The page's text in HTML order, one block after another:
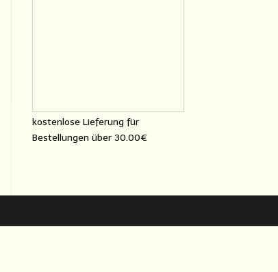
kostenlose Lieferung für
Bestellungen über 30.00€